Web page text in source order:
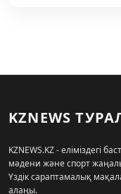
KZNEWS
KZNEWS.KZ - еліміздегі
мәдени және спорт
Үздік сараптамалық
алаңы.